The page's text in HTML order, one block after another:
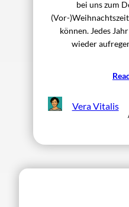
bei uns zum
(Vor-
können. Jedes
wieder
Vera Vitalis